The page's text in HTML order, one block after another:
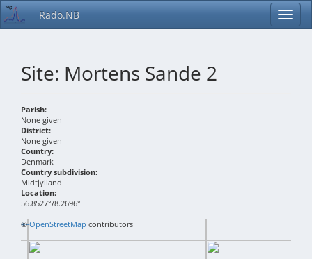
Rado.NB
Site: Mortens Sande 2
Parish:
None given
District:
None given
Country:
Denmark
Country subdivision:
Midtjylland
Location:
56.8527°/8.2696°
+−
©OpenStreetMap contributors